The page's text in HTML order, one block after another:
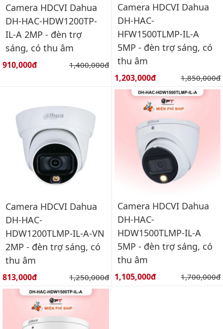
Camera HDCVI Dahua
DH-HAC-HDW1200TP-
IL-A 2MP - đèn trợ
sáng, có thu âm
Giá bán:
910,000đ Giá gốc:
1,400,000đ
Camera HDCVI Dahua
DH-HAC-
HFW1500TLMP-IL-A
5MP - đèn trợ sáng, có
thu âm
Giá bán:
1,203,000đ Giá gốc:
1,850,000đ
Camera HDCVI Dahua
DH-HAC-
HDW1200TLMP-IL-A-VN
2MP - đèn trợ sáng, có
thu âm
Giá bán:
813,000đ Giá gốc:
1,250,000đ
Camera HDCVI Dahua
DH-HAC-
HDW1500TLMP-IL-A
5MP - đèn trợ sáng, có
thu âm
Giá bán:
1,105,000đ Giá gốc:
1,700,000đ